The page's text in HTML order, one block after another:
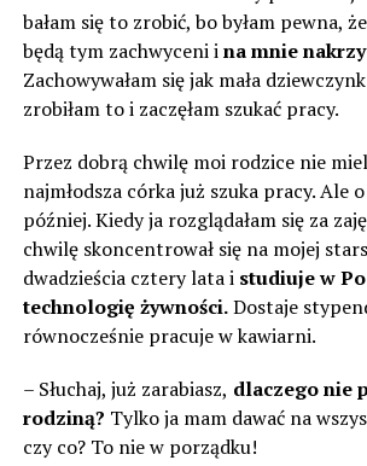
bałam się to zrobić, bo byłam pewna,
będą tym zachwyceni ina mnie
Zachowywałam się jak mała
zrobiłam to i zaczęłam szukać pracy.
Przez dobrą chwilę moi rodzice nie
najmłodsza córka już szuka pracy. Ale
później. Kiedy ja rozglądałam się za
chwilę skoncentrował się na mojej
dwadzieścia cztery lata i studiuje w
technologię żywności.Dostaje
równocześnie pracuje w kawiarni.
– Słuchaj, już zarabiasz, dlaczego nie
rodziną? Tylko ja mam dawać na
czy co? To nie w porządku!